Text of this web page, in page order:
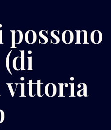
vittoria